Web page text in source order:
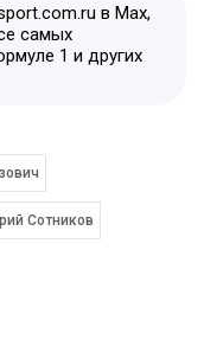
в Max,
самых
1 и других
Сотников